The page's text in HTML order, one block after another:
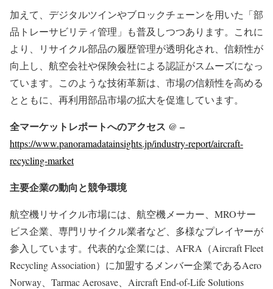
加えて、デジタルツインやブロックチェーンを用いた「部
品トレーサビリティ管理」も普及しつつあります。これに
より、リサイクル部品の履歴管理が透明化され、信頼性が
向上し、航空会社や保険会社による認証がスムーズになっ
ています。このような技術革新は、市場の信頼性を高める
とともに、再利用部品市場の拡大を促進しています。
全マーケットレポートへのアクセス @ –
https://www.panoramadatainsights.jp/industry-report/aircraft-
recycling-market
主要企業の動向と競争環境
航空機リサイクル市場には、航空機メーカー、MROサー
ビス企業、専門リサイクル業者など、多様なプレイヤーが
参入しています。代表的な企業には、AFRA（Aircraft Fleet
Recycling Association）に加盟するメンバー企業であるAero
Norway、Tarmac Aerosave、Aircraft End-of-Life Solutions